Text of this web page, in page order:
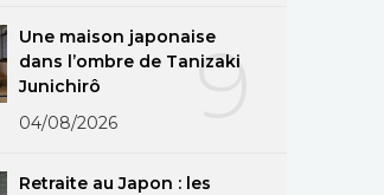
9
Une maison japonaise
dans l’ombre de Tanizaki
Junichirô
04/08/2026
Retraite au Japon : les